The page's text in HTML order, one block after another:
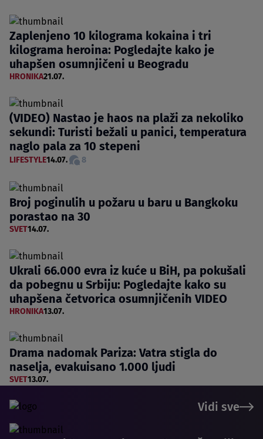
Zaplenjeno 10 kilograma kokaina i tri
kilograma heroina: Pogledajte kako je
uhapšen osumnjičeni u Beogradu
HRONIKA21.07.
(VIDEO) Nastao je haos na plaži za nekoliko
sekundi: Turisti bežali u panici, temperatura
naglo pala za 10 stepeni
LIFESTYLE14.07. 8
Broj poginulih u požaru u baru u Bangkoku
porastao na 30
SVET14.07.
Ukrali 66.000 evra iz kuće u BiH, pa pokušali
da pobegnu u Srbiju: Pogledajte kako su
uhapšena četvorica osumnjičenih VIDEO
HRONIKA13.07.
Drama nadomak Pariza: Vatra stigla do
naselja, evakuisano 1.000 ljudi
SVET13.07.
Vidi sve